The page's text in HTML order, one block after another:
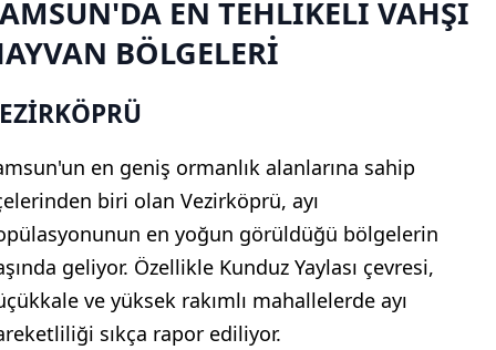
EN TEHLİKELİ VAHŞİ
BÖLGELERİ
en geniş ormanlık alanlarına sahip
biri olan Vezirköprü, ayı
en yoğun görüldüğü bölgelerin
geliyor. Özellikle Kunduz Yaylası çevresi,
ve yüksek rakımlı mahallelerde ayı
sıkça rapor ediliyor.